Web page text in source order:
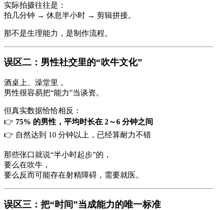
实际拍摄往往是：
拍几分钟 → 休息半小时 → 剪辑拼接。
那不是生理能力，是制作流程。
误区二：男性社交里的“吹牛文化”
酒桌上、澡堂里，
男性很容易把“能力”当谈资。
但真实数据恰恰相反：
👉 75% 的男性，平均时长在 2～6 分钟之间
👉 自然达到 10 分钟以上，已经算耐力不错
那些张口就说“半小时起步”的，
要么在吹牛，
要么反而可能存在射精障碍，需要就医。
误区三：把“时间”当成能力的唯一标准